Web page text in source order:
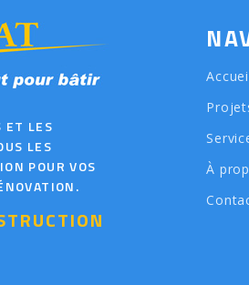
ET LES
LES
POUR VOS
À